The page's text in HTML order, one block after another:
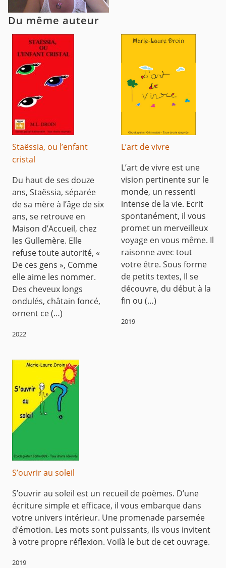
Du même auteur
Staëssia, ou l’enfant
cristal
Du haut de ses douze
ans, Staëssia, séparée
de sa mère à l’âge de six
ans, se retrouve en
Maison d’Accueil, chez
les Gullemère. Elle
refuse toute autorité, «
De ces gens », Comme
elle aime les nommer.
Des cheveux longs
ondulés, châtain foncé,
ornent ce (…)
2022
L’art de vivre
L’art de vivre est une
vision pertinente sur le
monde, un ressenti
intense de la vie. Ecrit
spontanément, il vous
promet un merveilleux
voyage en vous même. Il
raisonne avec tout
votre être. Sous forme
de petits textes, Il se
découvre, du début à la
fin ou (…)
2019
S’ouvrir au soleil
S’ouvrir au soleil est un recueil de poèmes. D’une
écriture simple et efficace, il vous embarque dans
votre univers intérieur. Une promenade parsemée
d’émotion. Les mots sont puissants, ils vous invitent
à votre propre réflexion. Voilà le but de cet ouvrage.
2019